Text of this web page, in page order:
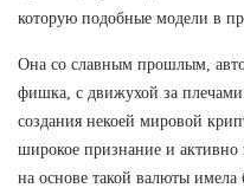
которую подобные модели в
Она со славным прошлым,
фишка, с движухой за
создания некоей мировой
широкое признание и активно
на основе такой валюты имела